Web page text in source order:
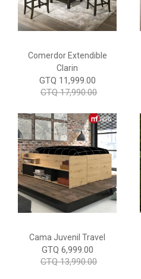
Comerdor Extendible
Clarin
GTQ 11,999.00
GTQ 17,990.00
Cama Juvenil Travel
GTQ 6,999.00
GTQ 13,990.00